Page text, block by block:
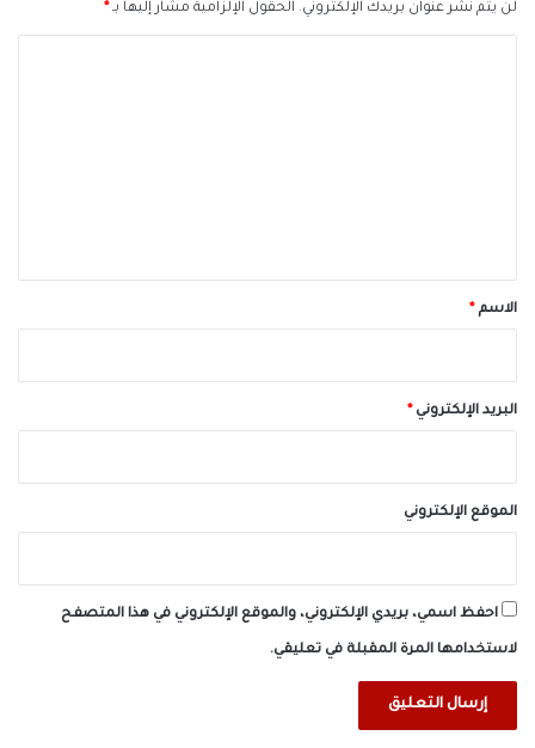
لن يتم نشر عنوان بريدك الإلكتروني. الحقول الإلزامية مشار إليها بـ*
*الاسم*
البريد الإلكتروني*
الموقع الإلكتروني
احفظ اسمي، بريدي الإلكتروني، والموقع الإلكتروني في هذا المتصفح
لاستخدامها المرة المقبلة في تعليقي.